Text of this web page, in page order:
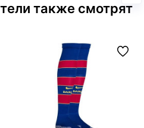
также смотрят